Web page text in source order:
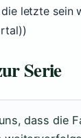
letzte sein
Serie
dass die